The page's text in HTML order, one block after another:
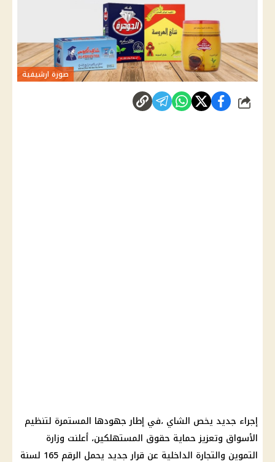
صورة ارشيفية
شارك
إجراء جديد يخص الشاي ،في إطار جهودها المستمرة لتنظيم
الأسواق وتعزيز حماية حقوق المستهلكين، أعلنت وزارة
التموين والتجارة الداخلية عن قرار جديد يحمل الرقم 165 لسنة